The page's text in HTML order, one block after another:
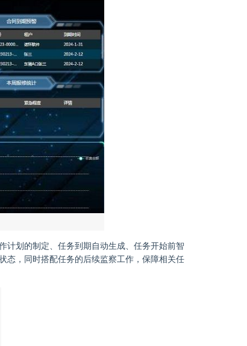
计划的制定、任务到期自动生成、任务开始前智
态，同时搭配任务的后续监察工作，保障相关任